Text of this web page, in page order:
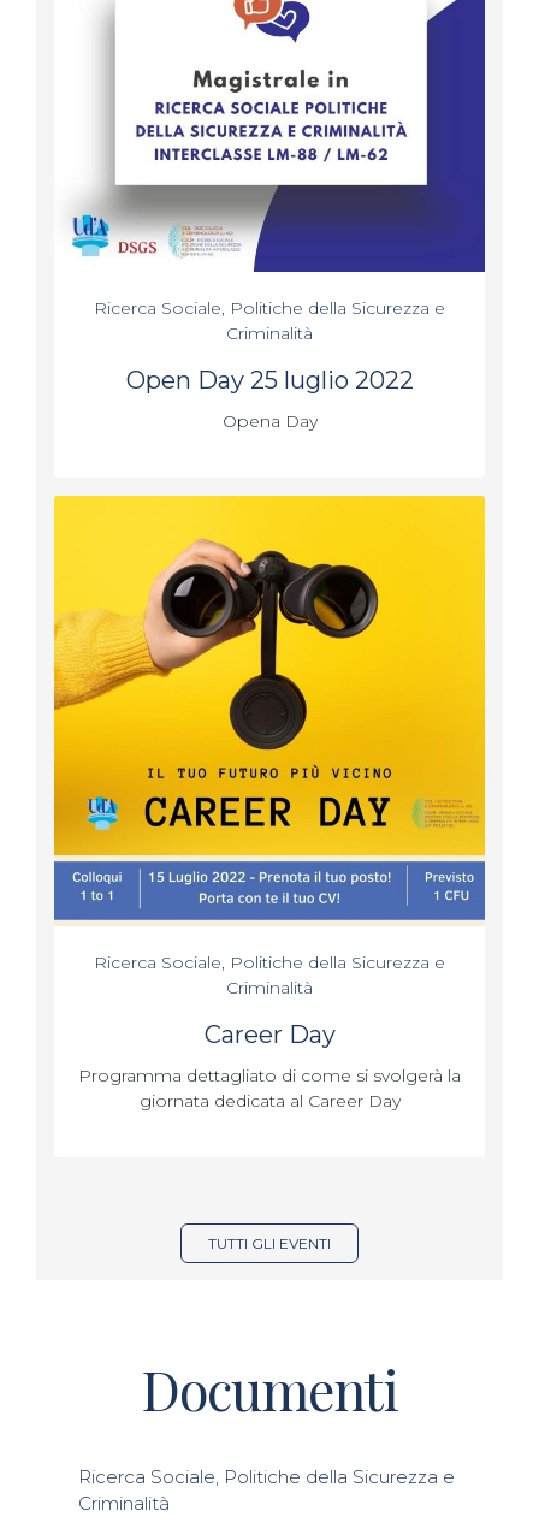
Ricerca Sociale, Politiche della Sicurezza e
Criminalità
Open Day 25 luglio 2022
Opena Day
Ricerca Sociale, Politiche della Sicurezza e
Criminalità
Career Day
Programma dettagliato di come si svolgerà la
giornata dedicata al Career Day
TUTTI GLI EVENTI
Documenti
Ricerca Sociale, Politiche della Sicurezza e
Criminalità